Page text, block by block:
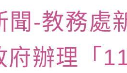
容與教學軟體
委員會函釋公
陸應申請許可
部水利署委託
聞-教務處
府辦理「